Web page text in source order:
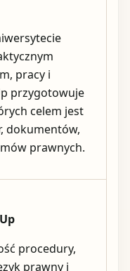
pracy i
przygotowuje
celem jest
dokumentów,
prawnych.
procedury,
prawny i